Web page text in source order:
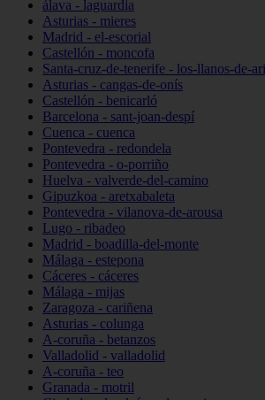
álava - laguardia
Asturias - mieres
Madrid - el-escorial
Castellón - moncofa
Santa-cruz-de-tenerife - los-llanos-de-
Asturias - cangas-de-onís
Castellón - benicarló
Barcelona - sant-joan-despí
Cuenca - cuenca
Pontevedra - redondela
Pontevedra - o-porriño
Huelva - valverde-del-camino
Gipuzkoa - aretxabaleta
Pontevedra - vilanova-de-arousa
Lugo - ribadeo
Madrid - boadilla-del-monte
Málaga - estepona
Cáceres - cáceres
Málaga - mijas
Zaragoza - cariñena
Asturias - colunga
A-coruña - betanzos
Valladolid - valladolid
A-coruña - teo
Granada - motril